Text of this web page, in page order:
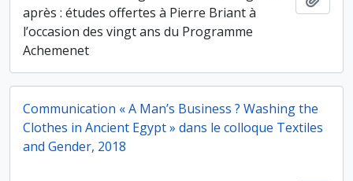
après : études offertes à Pierre Briant à
l’occasion des vingt ans du Programme
Achemenet
Communication « A Man’s Business ? Washing the
Clothes in Ancient Egypt » dans le colloque Textiles
and Gender, 2018